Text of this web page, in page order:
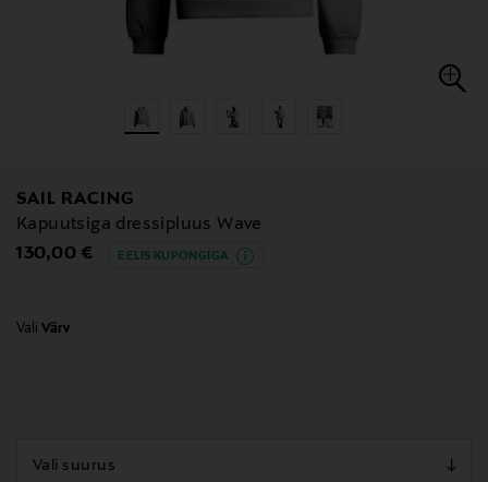
SAIL RACING
Kapuutsiga dressipluus Wave
Original Price
130,00 € EELIS KUPONGIGA
Vali Värv